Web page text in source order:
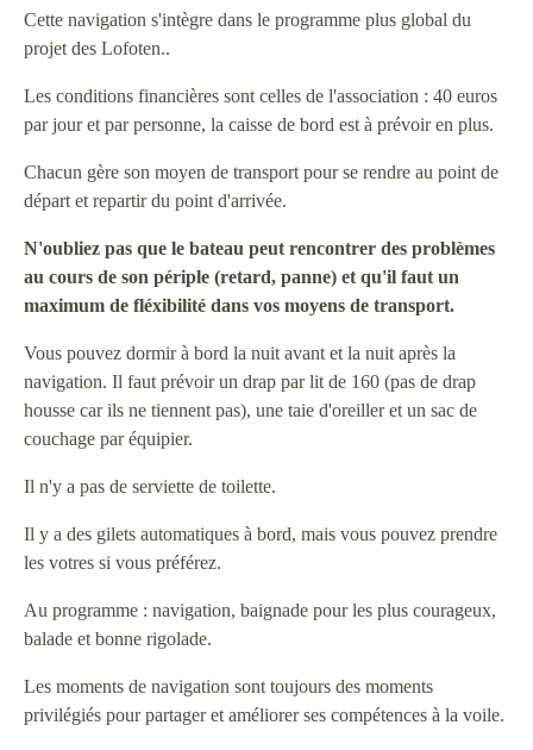
Cette navigation s'intègre dans le programme plus global du
projet des Lofoten..
Les conditions financières sont celles de l'association : 40 euros
par jour et par personne, la caisse de bord est à prévoir en plus.
Chacun gère son moyen de transport pour se rendre au point de
départ et repartir du point d'arrivée.
N'oubliez pas que le bateau peut rencontrer des problèmes
au cours de son périple (retard, panne) et qu'il faut un
maximum de fléxibilité dans vos moyens de transport.
Vous pouvez dormir à bord la nuit avant et la nuit après la
navigation. Il faut prévoir un drap par lit de 160 (pas de drap
housse car ils ne tiennent pas), une taie d'oreiller et un sac de
couchage par équipier.
Il n'y a pas de serviette de toilette.
Il y a des gilets automatiques à bord, mais vous pouvez prendre
les votres si vous préférez.
Au programme : navigation, baignade pour les plus courageux,
balade et bonne rigolade.
Les moments de navigation sont toujours des moments
privilégiés pour partager et améliorer ses compétences à la voile.